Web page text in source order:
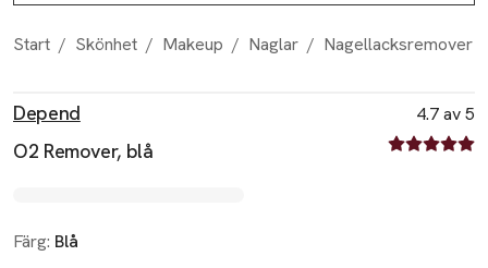
Start / Skönhet / Makeup / Naglar / Nagellacksremover
Depend
O2 Remover, blå
4.7 av 5
4.7 av fem
Färg: Blå